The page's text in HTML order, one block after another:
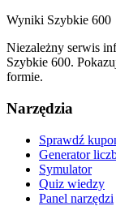
Wyniki Szybkie 600
Niezależny serwis
Szybkie 600.
formie.
Narzędzia
Sprawdź
Generator
Symulator
Quiz wiedzy
Panel narzędzi